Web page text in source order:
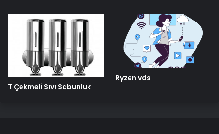
T Çekmeli Sıvı Sabunluk
Ryzen vds